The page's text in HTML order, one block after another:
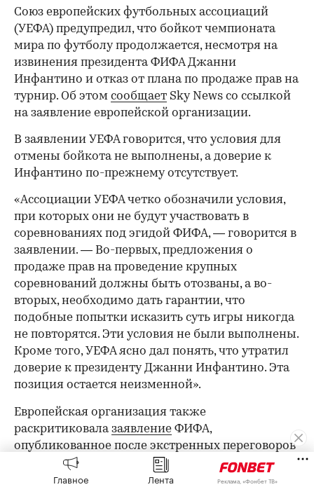
Союз европейских футбольных ассоциаций
(УЕФА) предупредил, что бойкот чемпионата
мира по футболу продолжается, несмотря на
извинения президента ФИФА Джанни
Инфантино и отказ от плана по продаже прав на
турнир. Об этом сообщает Sky News со ссылкой
на заявление европейской организации.
В заявлении УЕФА говорится, что условия для
отмены бойкота не выполнены, а доверие к
Инфантино по-прежнему отсутствует.
«Ассоциации УЕФА четко обозначили условия,
при которых они не будут участвовать в
соревнованиях под эгидой ФИФА, — говорится в
заявлении. — Во-первых, предложения о
продаже прав на проведение крупных
соревнований должны быть отозваны, а во-
вторых, необходимо дать гарантии, что
подобные попытки исказить суть игры никогда
не повторятся. Эти условия не были выполнены.
Кроме того, УЕФА ясно дал понять, что утратил
доверие к президенту Джанни Инфантино. Эта
позиция остается неизменной».
Европейская организация также
раскритиковалазаявление ФИФА,
опубликованное после экстренных переговоров
в Марокко, в котором члены правления
организации заявили о своей «полной
Главное Лента Реклама, «Фонбет ТВ»